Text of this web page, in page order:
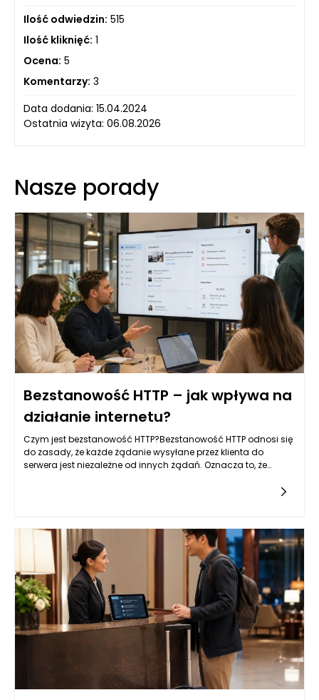
Ilość odwiedzin: 515
Ilość kliknięć: 1
Ocena: 5
Komentarzy: 3
Data dodania: 15.04.2024
Ostatnia wizyta: 06.08.2026
Nasze porady
Bezstanowość HTTP – jak wpływa na
działanie internetu?
Czym jest bezstanowość HTTP?Bezstanowość HTTP odnosi się
do zasady, że każde żądanie wysyłane przez klienta do
serwera jest niezależne od innych żądań. Oznacza to, że